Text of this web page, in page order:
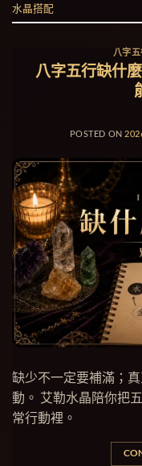
水晶搭配
八字
八字五行缺什
POSTED ON
缺少不一定要補滿；
動。 艾勒水晶陪你把
常行動裡。